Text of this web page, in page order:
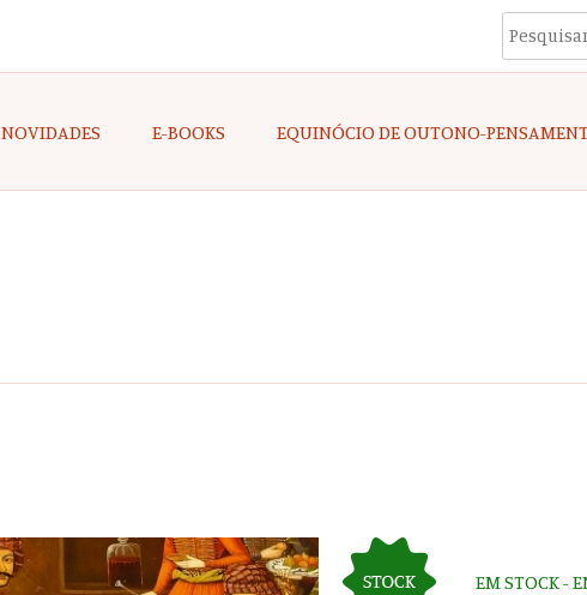
NOVIDADES E-BOOKS EQUINÓCIO DE OUTONO-
EM STOCK -